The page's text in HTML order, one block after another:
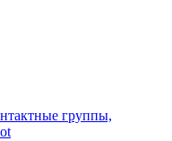
группы,